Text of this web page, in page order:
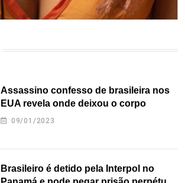
Assassino confesso de brasileira nos
EUA revela onde deixou o corpo
09/01/2023
Brasileiro é detido pela Interpol no